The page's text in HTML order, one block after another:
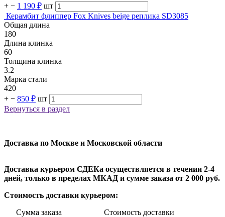
+ − 1 190 ₽ шт
Керамбит флиппер Fox Knives beige реплика SD3085
Общая длина
180
Длина клинка
60
Толщина клинка
3.2
Марка стали
420
+ − 850 ₽ шт
Вернуться в раздел
Доставка по Москве и Московской области
Доставка курьером СДЕКа осуществляется в течении 2-4
дней, только в пределах МКАД и сумме заказа от 2 000 руб.
Стоимость доставки курьером:
Сумма заказа Стоимость доставки